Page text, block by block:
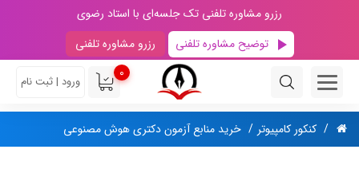
رزرو مشاوره تلفنی تک جلسه‌ای با استاد رضوی
توضیح مشاوره تلفنی
رزرو مشاوره تلفنی
0
ورود | ثبت نام
کنکور کامپیوتر خرید منابع آزمون دکتری هوش مصنوعی